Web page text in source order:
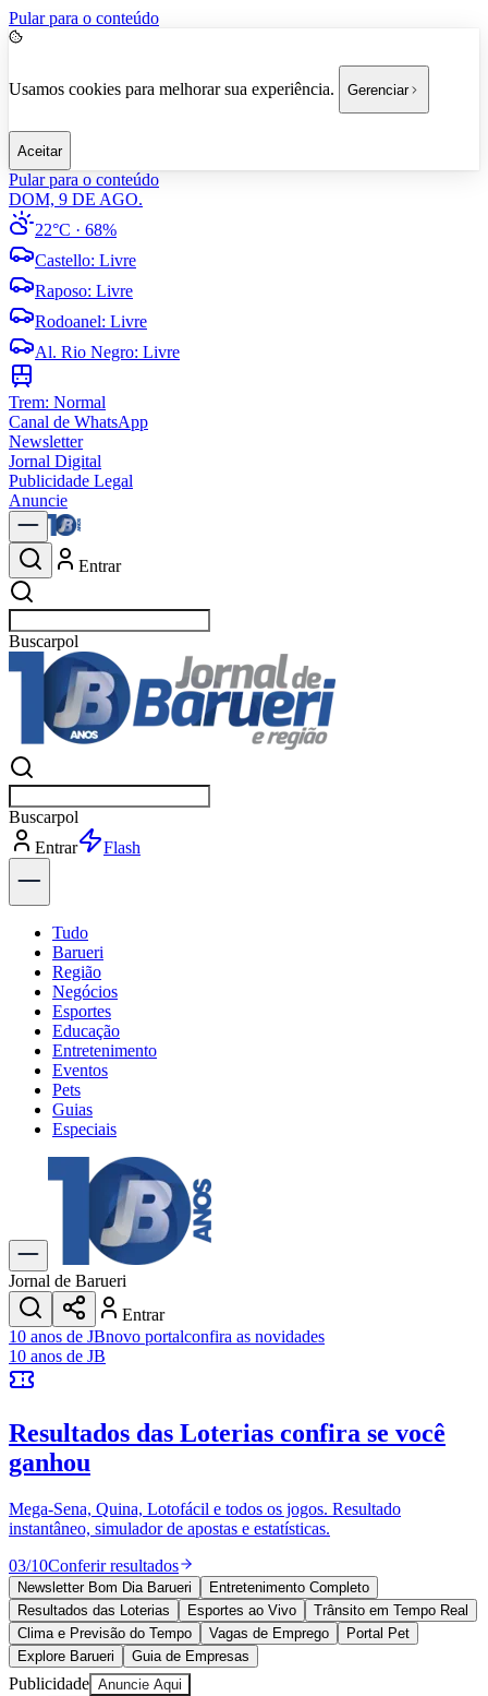
Pular para o conteúdo
Usamos cookies para melhorar sua experiência. Gerenciar
Aceitar
Pular para o conteúdo
DOM, 9 DE AGO.
22°C · 68%
Castello: Livre
Raposo: Livre
Rodoanel: Livre
Al. Rio Negro: Livre
Trem: Normal
Canal de WhatsApp
Newsletter
Jornal Digital
Publicidade Legal
Anuncie
Entrar
Buscarnotí
Buscarnotí
Entrar
Explorar
Tudo
Barueri
Região
Negócios
Esportes
Educação
Entretenimento
Eventos
Pets
Guias
Especiais
Explore Tudo
Últimas Notícias
Previsão do Tempo
Trânsito e Rotas
Dia a Dia & Lazer
Transportes
Gastronomia
Cinema & Shows
JogosNovo
Anuncie no Portal
Cadastrar Empresa
Divulgar Vagas
Política
Esportes
Saúde
Segurança
Cultura
Meio Ambiente
Obras
Educação
Jornal de Barueri
Entrar
10 anos de JBnovo portalconfira as novidades
10 anos de JB
Resultados das Loterias confira se você
ganhou
Mega-Sena, Quina, Lotofácil e todos os jogos. Resultado
instantâneo, simulador de apostas e estatísticas.
03/10Conferir resultados
Newsletter Bom Dia Barueri
Entretenimento Completo
Resultados das Loterias
Esportes ao Vivo
Trânsito em Tempo Real
Clima e Previsão do Tempo
Vagas de Emprego
Portal Pet
Explore Barueri
Guia de Empresas
Publicidade Anuncie Aqui